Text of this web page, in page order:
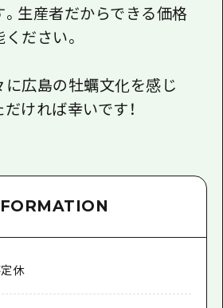
生産者だからできる価格
ださい。
に広島の牡蠣文化を感じ
ければ幸いです！
休